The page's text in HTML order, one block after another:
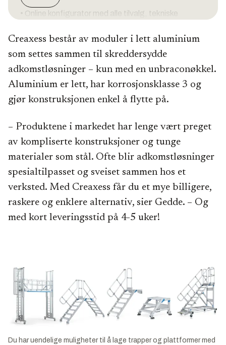
• Online konfigurator med alle tilvalg, tekniske
• Produsert i aluminium, har lav egenvekt og
korrosjonsklasse 3
• Tilfredsstiller alle krav fra maskindirektivet og
arbeidsplassforskriften
• Enkelt å håndtere og montere, leveres flatpakket i
• Faste innstallasjoner er CE-merket
Creaxess består av moduler i lett aluminium
som settes sammen til skreddersydde
adkomstløsninger – kun med en unbraconøkkel.
Aluminium er lett, har korrosjonsklasse 3 og
gjør konstruksjonen enkel å flytte på.
– Produktene i markedet har lenge vært preget
av kompliserte konstruksjoner og tunge
materialer som stål. Ofte blir adkomstløsninger
spesialtilpasset og sveiset sammen hos et
verksted. Med Creaxess får du et mye billigere,
raskere og enklere alternativ, sier Gedde. – Og
med kort leveringsstid på 4-5 uker!
Du har uendelige muligheter til å lage trapper og plattformer med